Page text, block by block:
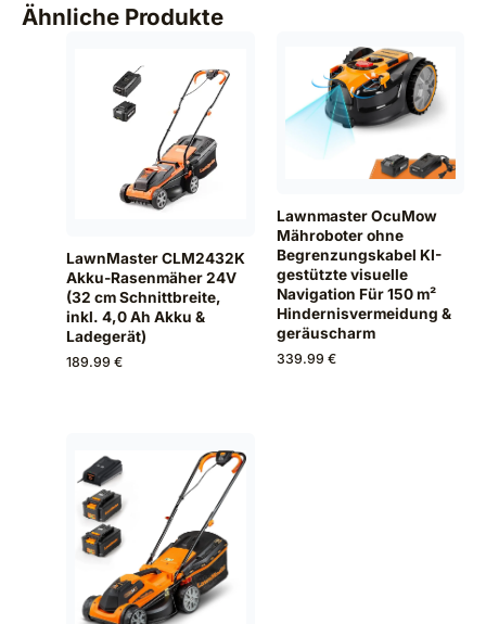
Ähnliche Produkte
LawnMaster CLM2432K
Akku-Rasenmäher 24V
(32 cm Schnittbreite,
inkl. 4,0 Ah Akku &
Ladegerät)
189.99 €
Lawnmaster OcuMow
Mähroboter ohne
Begrenzungskabel KI-
gestützte visuelle
Navigation Für 150 m²
Hindernisvermeidung &
geräuscharm
339.99 €